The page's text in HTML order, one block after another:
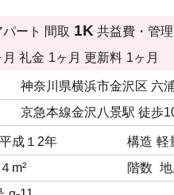
パート 間取 1K 共益費・管
礼金 1ヶ月 更新料 1ヶ月
神奈川県横浜市金沢区 六
京急本線金沢八景駅 徒歩
平成１2年 構造 軽
m² 階数